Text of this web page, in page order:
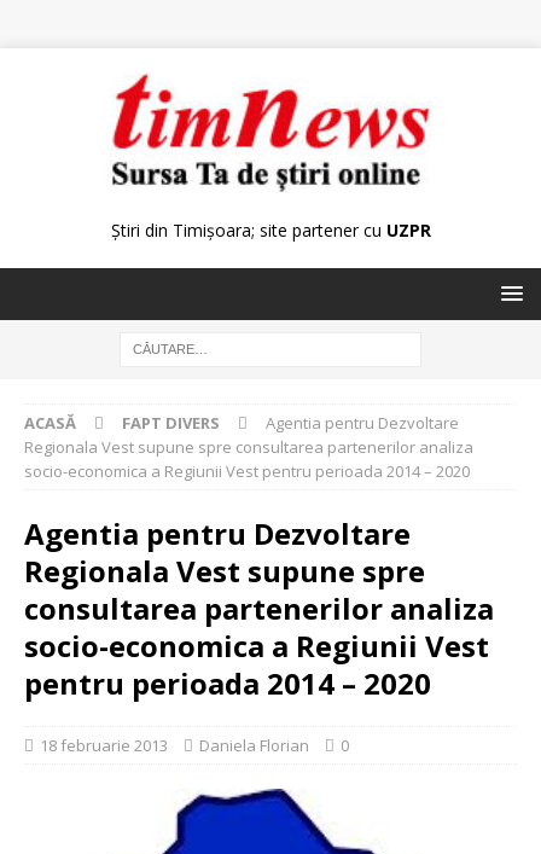
Știri din Timișoara; site partener cu UZPR
ACASĂ FAPT DIVERS
Agentia pentru Dezvoltare
Regionala Vest supune spre consultarea partenerilor analiza
socio-economica a Regiunii Vest pentru perioada 2014 – 2020
Agentia pentru Dezvoltare
Regionala Vest supune spre
consultarea partenerilor analiza
socio-economica a Regiunii Vest
pentru perioada 2014 – 2020
18 februarie 2013 Daniela Florian 0